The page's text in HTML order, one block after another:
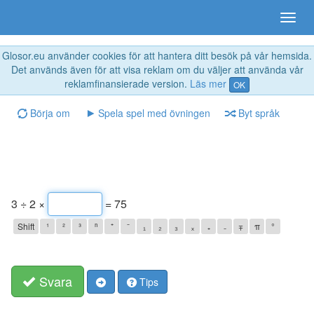
Glosor.eu använder cookies för att hantera ditt besök på vår hemsida.
Det används även för att visa reklam om du väljer att använda vår
reklamfinansierade version. Läs mer OK
Börja om Spela spel med övningen Byt språk
3 ÷ 2 × = 75
Shift ¹ ² ³ ⁿ ⁺ ⁻ ₁ ₂ ₃ ₓ ₊ ₋ ∓ π °
Svara Tips